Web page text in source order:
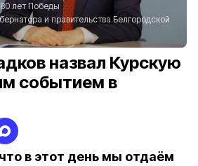
80 лет Победы
и правительства Белгородской
назвал Курскую
событием в
в этот день мы отдаём